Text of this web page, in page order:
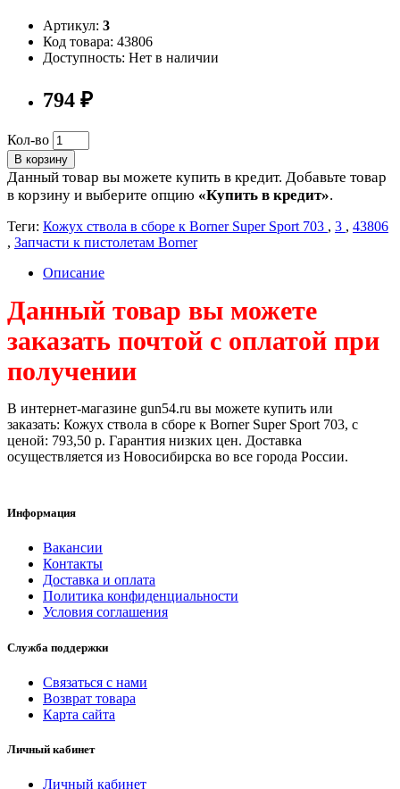
Артикул: 3
Код товара: 43806
Доступность: Нет в наличии
794 ₽
Кол-во
В корзину
Данный товар вы можете купить в кредит. Добавьте товар
в корзину и выберите опцию «Купить в кредит».
Теги: Кожух ствола в сборе к Borner Super Sport 703 , 3 , 43806
, Запчасти к пистолетам Borner
Описание
Данный товар вы можете
заказать почтой с оплатой при
получении
В интернет-магазине gun54.ru вы можете купить или
заказать: Кожух ствола в сборе к Borner Super Sport 703, с
ценой: 793,50 р. Гарантия низких цен. Доставка
осуществляется из Новосибирска во все города России.
Информация
Вакансии
Контакты
Доставка и оплата
Политика конфиденциальности
Условия соглашения
Служба поддержки
Связаться с нами
Возврат товара
Карта сайта
Личный кабинет
Личный кабинет